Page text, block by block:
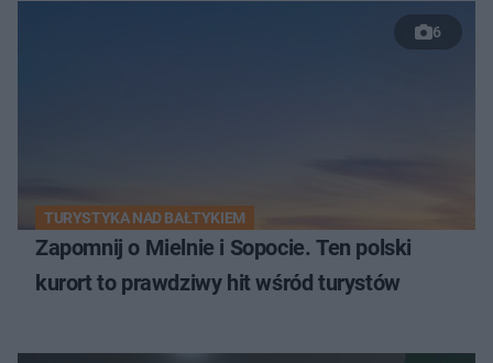
6
TURYSTYKA NAD BAŁTYKIEM
Zapomnij o Mielnie i Sopocie. Ten polski
kurort to prawdziwy hit wśród turystów